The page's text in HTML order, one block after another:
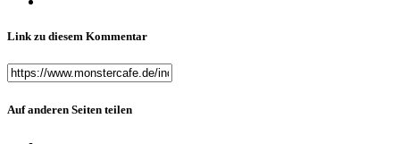
Link zu diesem Kommentar
Auf anderen Seiten teilen